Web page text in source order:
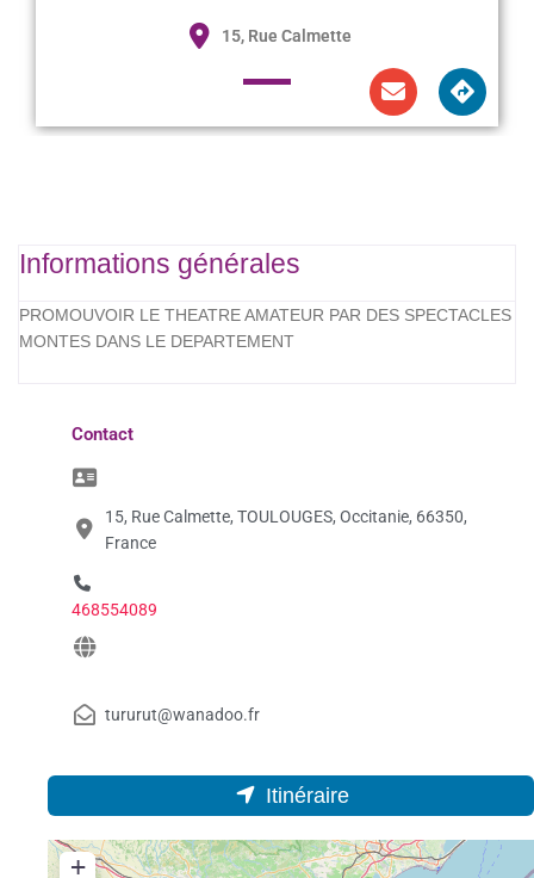
15, Rue Calmette
Informations générales
PROMOUVOIR LE THEATRE AMATEUR PAR DES SPECTACLES
MONTES DANS LE DEPARTEMENT
Contact
15, Rue Calmette, TOULOUGES, Occitanie, 66350,
France
468554089
tururut@wanadoo.fr
Itinéraire
+